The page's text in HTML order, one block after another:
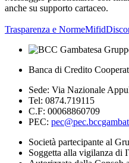
anche su supporto cartaceo.
Trasparenza e NormeMifid
Banca di Credito
Sede: Via Nazionale
Tel: 0874.719115
C.F: 00068860709
PEC:
Società partecipante al
Soggetta alla vigilanza di